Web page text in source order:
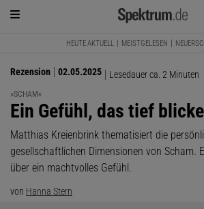
HEUTE AKTUELL MEISTGELESEN
Rezension 02.05.2025 Lesedauer ca. 2 Minuten
»SCHAM«
:
Ein Gefühl, das tief
Matthias Kreienbrink thematisiert die
gesellschaftlichen Dimensionen von Scham.
über ein machtvolles Gefühl.
von Hanna Stern